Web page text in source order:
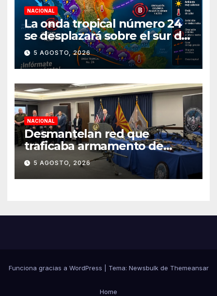
NACIONAL
La onda tropical número 24
se desplazará sobre el sur del
territorio nacional
5 AGOSTO, 2026
NACIONAL
Desmantelan red que
traficaba armamento de
Arizona a México
5 AGOSTO, 2026
Funciona gracias a WordPress Tema: Newsbulkde Themeansar
Home